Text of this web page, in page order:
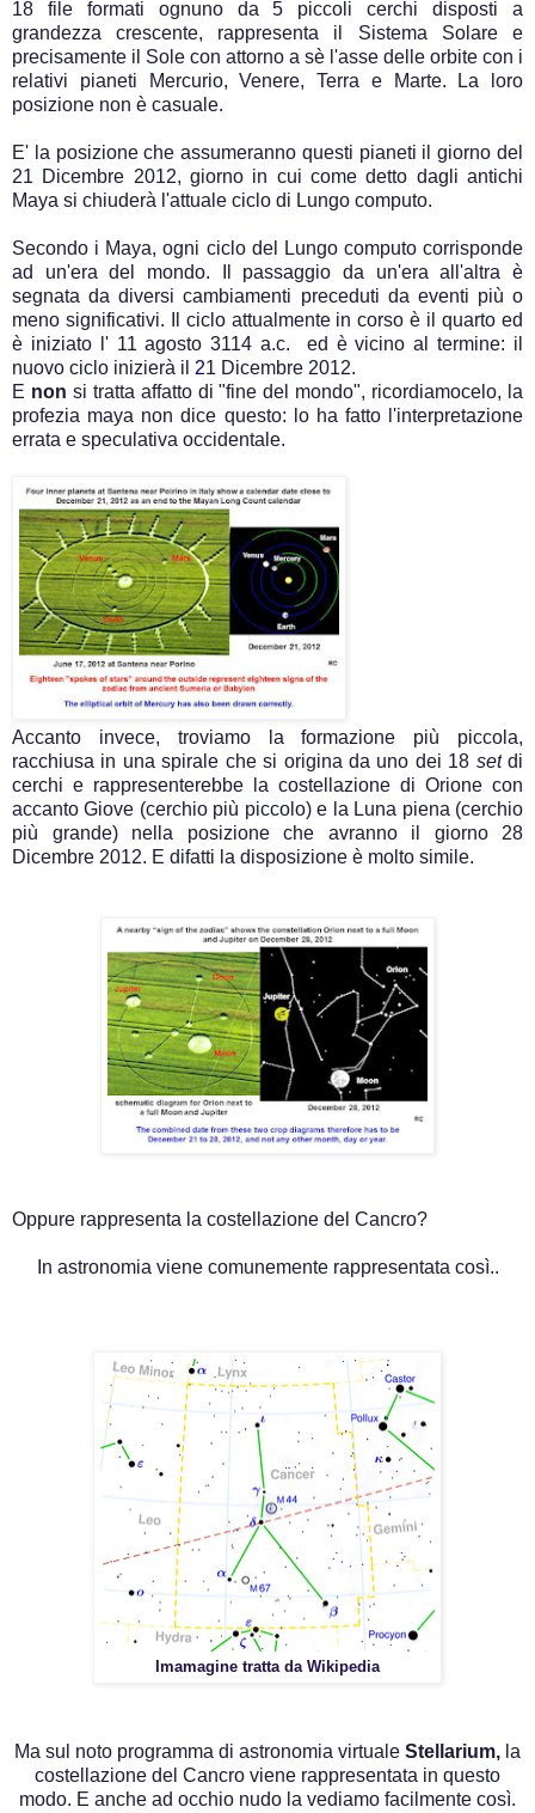
18 file formati ognunoda 5 piccoli cerchi disposti a
grandezza crescente, rappresenta il Sistema Solare e
precisamente il Sole con attorno a sè l'asse delle orbite con i
relativi pianeti Mercurio, Venere, Terra e Marte. La loro
posizione non è casuale.
E' la posizione che assumeranno questi pianeti il giorno del
21 Dicembre 2012, giorno in cui come detto dagli antichi
Maya si chiuderà l'attuale ciclo di Lungo computo.
Secondo i Maya, ogni ciclo del Lungo computo corrisponde
ad un'era del mondo. Il passaggio da un'era all'altra è
segnata da diversi cambiamenti preceduti da eventi più o
meno significativi. Il ciclo attualmente in corso è il quarto ed
è iniziato l' 11 agosto 3114 a.c.
ed è vicino al termine: il
nuovo ciclo inizierà il 21 Dicembre 2012.
E non si tratta affatto di "fine del mondo", ricordiamocelo, la
profezia maya non dice questo: lo ha fatto l'interpretazione
errata e speculativa occidentale.
Accanto invece, troviamo la formazione più piccola,
racchiusa in una spirale che si origina da uno dei 18 setdi
cerchi e rappresenterebbe la costellazione di Orione con
accanto Giove (cerchio più piccolo) e la Luna piena (cerchio
più grande) nella posizione che avranno il giorno 28
Dicembre 2012. E difatti la disposizione è molto simile.
Oppure rappresenta la costellazione del Cancro?
In astronomia viene comunemente rappresentata così..
Imamagine tratta da Wikipedia
Ma sul noto programma di astronomia virtuale Stellarium, la
costellazione del Cancro viene rappresentata in questo
modo. E anche ad occhio nudo la vediamo facilmente così.